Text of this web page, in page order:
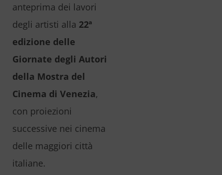
anteprima dei lavori
degli artisti alla 22ª
edizione delle
Giornate degli Autori
della Mostra del
Cinema di Venezia,
con proiezioni
successive nei cinema
delle maggiori città
italiane.